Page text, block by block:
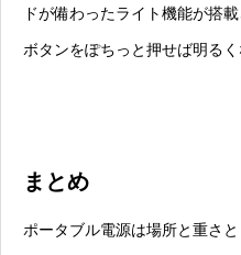
ドが備わったライト機能が搭載
ボタンをぽちっと押せば明る
まとめ
ポータブル電源は場所と重さ